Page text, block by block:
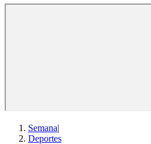
Semana|
Deportes